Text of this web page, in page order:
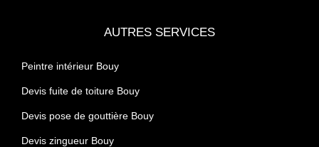
AUTRES SERVICES
Peintre intérieur Bouy
Devis fuite de toiture Bouy
Devis pose de gouttière Bouy
Devis zingueur Bouy